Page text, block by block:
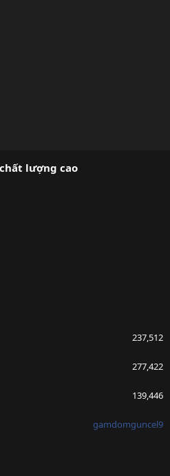
lượng cao
237,512
277,422
139,446
gamdomguncel9